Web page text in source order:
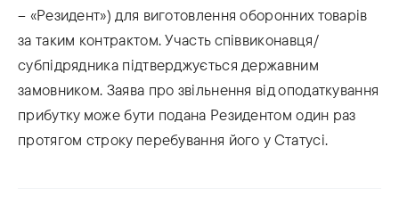
– «Резидент») для виготовлення оборонних товарів
за таким контрактом. Участь співвиконавця/
субпідрядника підтверджується державним
замовником. Заява про звільнення від оподаткування
прибутку може бути подана Резидентом один раз
протягом строку перебування його у Статусі.